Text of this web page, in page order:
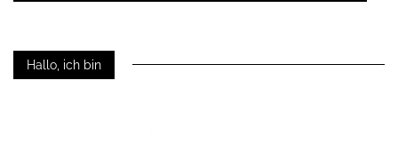
Hallo, ich bin